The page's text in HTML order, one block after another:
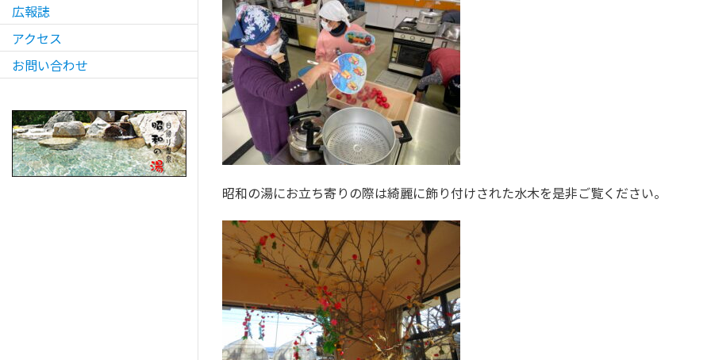
広報誌
アクセス
お問い合わせ
昭和の湯にお立ち寄りの際は綺麗に飾り付けされた水木を是非ご覧ください。